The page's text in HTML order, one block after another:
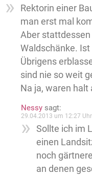
Rektorin einer
man erst mal
Aber stattdessen
Waldschänke.
Übrigens
sind nie so weit
Na ja, waren halt
Nessy sagt:
29.04.2013 um 12:27 Uhr
Sollte ich im
einen
noch
an denen